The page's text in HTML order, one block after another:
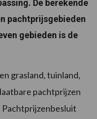
De berekende
pachtprijsgebieden
gebieden is de
grasland, tuinland,
pachtprijzen
Pachtprijzenbesluit